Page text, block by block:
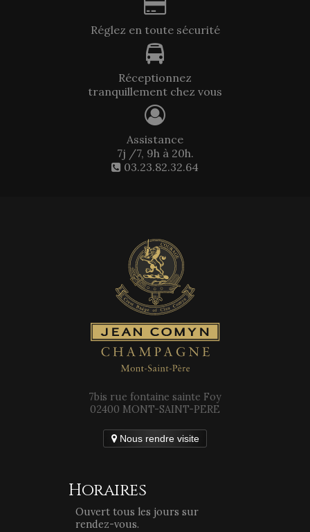
Réglez en toute sécurité
Réceptionnez
tranquillement chez vous
Assistance
7j /7, 9h à 20h.
03.23.82.32.64
7bis rue fontaine sainte Foy
02400 MONT-SAINT-PERE
Nous rendre visite
Horaires
Ouvert tous les jours sur
rendez-vous.